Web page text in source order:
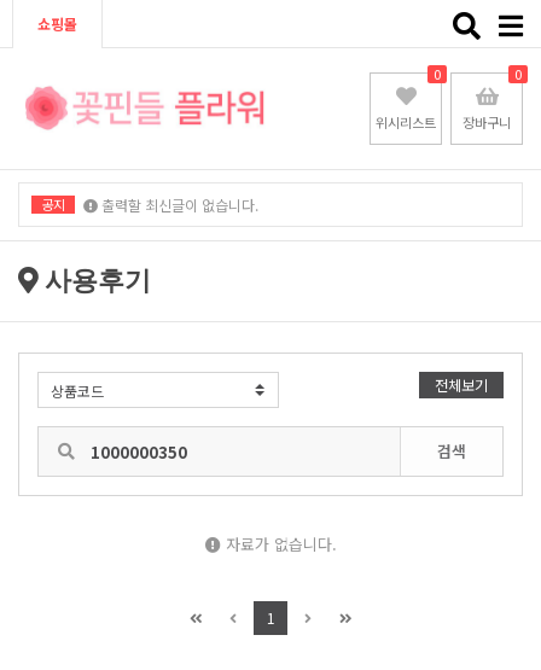
쇼핑몰
Toggle
위시리스트
0
장바구니
0
공지 출력할 최신글이 없습니다.
출력할 최신글이 없습니다.
사용후기
전체보기
검색
자료가 없습니다.
1